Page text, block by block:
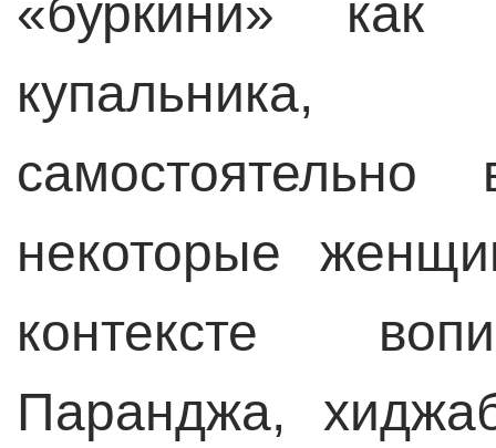
«буркини»
купальника,
некоторые
контексте
Паранджа,